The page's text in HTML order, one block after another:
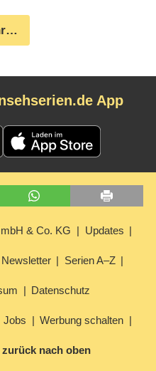
App
& Co. KG Updates
Newsletter Serien A–Z
Datenschutz
Jobs Werbung schalten
zurück nach oben